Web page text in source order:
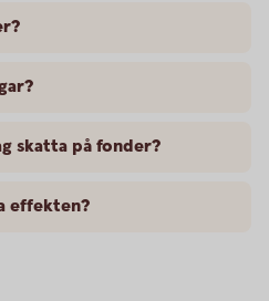
skatta på fonder?
effekten?